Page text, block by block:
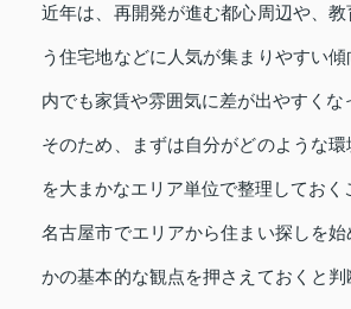
近年は、再開発が進む都心周辺や、
う住宅地などに人気が集まりやすい
内でも家賃や雰囲気に差が出やすくな
そのため、まずは自分がどのような
を大まかなエリア単位で整理しておく
名古屋市でエリアから住まい探しを
かの基本的な観点を押さえておくと判